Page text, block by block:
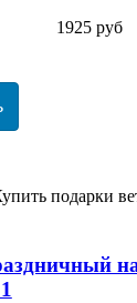
1925 руб